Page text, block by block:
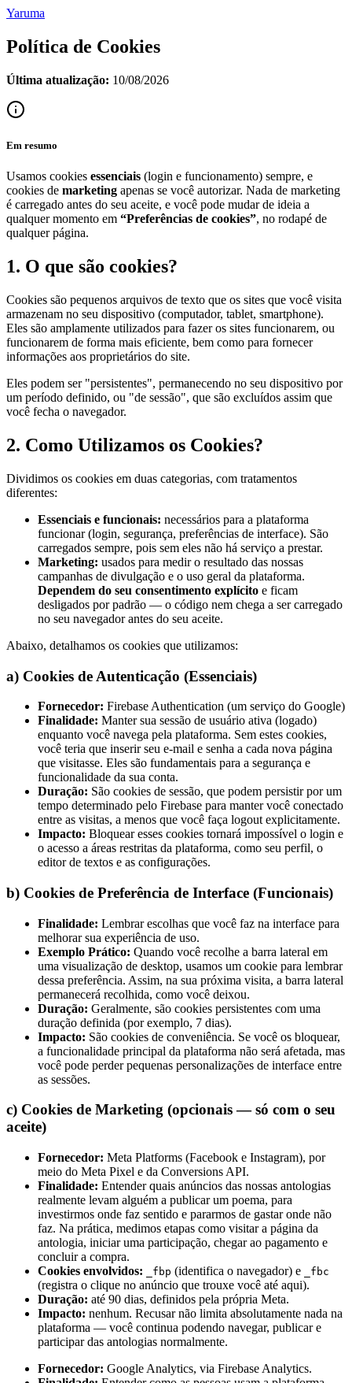
Yaruma
Política de Cookies
Última atualização: 10/08/2026
Em resumo
Usamos cookies essenciais (login e funcionamento) sempre, e
cookies de marketing apenas se você autorizar. Nada de marketing
é carregado antes do seu aceite, e você pode mudar de ideia a
qualquer momento em “Preferências de cookies”, no rodapé de
qualquer página.
1. O que são cookies?
Cookies são pequenos arquivos de texto que os sites que você visita
armazenam no seu dispositivo (computador, tablet, smartphone).
Eles são amplamente utilizados para fazer os sites funcionarem, ou
funcionarem de forma mais eficiente, bem como para fornecer
informações aos proprietários do site.
Eles podem ser "persistentes", permanecendo no seu dispositivo por
um período definido, ou "de sessão", que são excluídos assim que
você fecha o navegador.
2. Como Utilizamos os Cookies?
Dividimos os cookies em duas categorias, com tratamentos
diferentes:
Essenciais e funcionais: necessários para a plataforma
funcionar (login, segurança, preferências de interface). São
carregados sempre, pois sem eles não há serviço a prestar.
Marketing: usados para medir o resultado das nossas
campanhas de divulgação e o uso geral da plataforma.
Dependem do seu consentimento explícito e ficam
desligados por padrão — o código nem chega a ser carregado
no seu navegador antes do seu aceite.
Abaixo, detalhamos os cookies que utilizamos:
a) Cookies de Autenticação (Essenciais)
Fornecedor: Firebase Authentication (um serviço do Google)
Finalidade: Manter sua sessão de usuário ativa (logado)
enquanto você navega pela plataforma. Sem estes cookies,
você teria que inserir seu e-mail e senha a cada nova página
que visitasse. Eles são fundamentais para a segurança e
funcionalidade da sua conta.
Duração: São cookies de sessão, que podem persistir por um
tempo determinado pelo Firebase para manter você conectado
entre as visitas, a menos que você faça logout explicitamente.
Impacto: Bloquear esses cookies tornará impossível o login e
o acesso a áreas restritas da plataforma, como seu perfil, o
editor de textos e as configurações.
b) Cookies de Preferência de Interface (Funcionais)
Finalidade: Lembrar escolhas que você faz na interface para
melhorar sua experiência de uso.
Exemplo Prático: Quando você recolhe a barra lateral em
uma visualização de desktop, usamos um cookie para lembrar
dessa preferência. Assim, na sua próxima visita, a barra lateral
permanecerá recolhida, como você deixou.
Duração: Geralmente, são cookies persistentes com uma
duração definida (por exemplo, 7 dias).
Impacto: São cookies de conveniência. Se você os bloquear,
a funcionalidade principal da plataforma não será afetada, mas
você pode perder pequenas personalizações de interface entre
as sessões.
c) Cookies de Marketing (opcionais — só com o seu
aceite)
Fornecedor: Meta Platforms (Facebook e Instagram), por
meio do Meta Pixel e da Conversions API.
Finalidade: Entender quais anúncios das nossas antologias
realmente levam alguém a publicar um poema, para
investirmos onde faz sentido e pararmos de gastar onde não
faz. Na prática, medimos etapas como visitar a página da
antologia, iniciar uma participação, chegar ao pagamento e
concluir a compra.
Cookies envolvidos:
_fbp (identifica o navegador) e _fbc
(registra o clique no anúncio que trouxe você até aqui).
Duração: até 90 dias, definidos pela própria Meta.
Impacto: nenhum. Recusar não limita absolutamente nada na
plataforma — você continua podendo navegar, publicar e
participar das antologias normalmente.
Fornecedor: Google Analytics, via Firebase Analytics.